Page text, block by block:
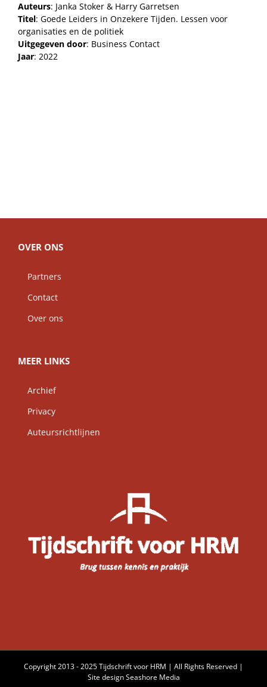
Auteurs: Janka Stoker & Harry Garretsen
Titel: Goede Leiders in Onzekere Tijden. Lessen voor
organisaties en de politiek
Uitgegeven door: Business Contact
Jaar: 2022
OVER ONS
Partners
Contact
Over ons
MEER LINKS
Archief
Privacy
Auteursrichtlijnen
Copyright 2013 - 2025 Tijdschrift voor HRM | All Rights Reserved |
Site designSeashore Media